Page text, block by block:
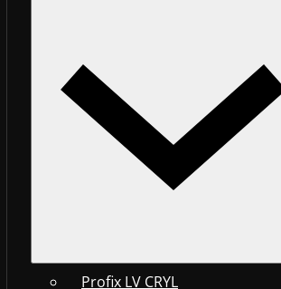
Profix LV CRYL